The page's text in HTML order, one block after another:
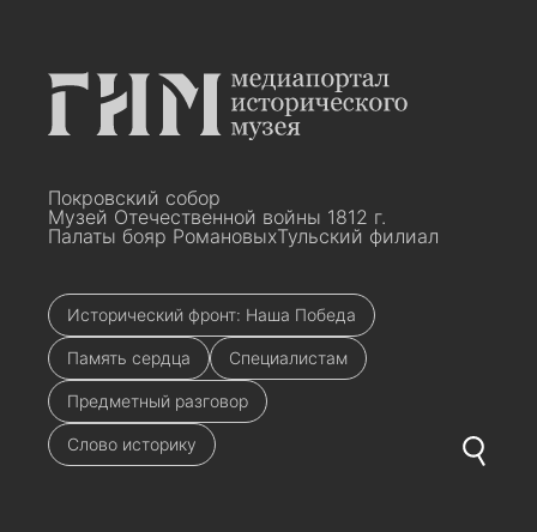
Покровский собор
Музей Отечественной войны 1812 г.
Палаты бояр РомановыхТульский филиал
Исторический фронт: Наша Победа
Память сердца Специалистам
Предметный разговор
Слово историку